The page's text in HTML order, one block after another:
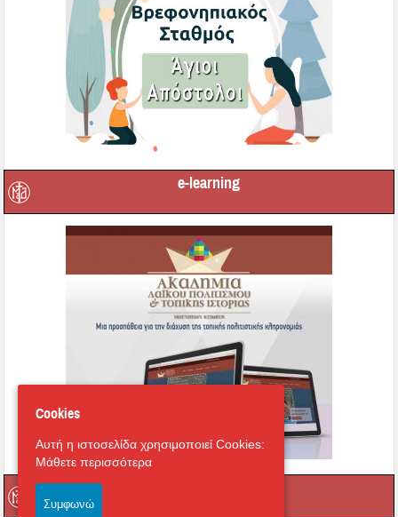
e-learning
Cookies
Αυτή η ιστοσελίδα χρησιμοποιεί Cookies:
Μάθετε περισσότερα
Συμφωνώ